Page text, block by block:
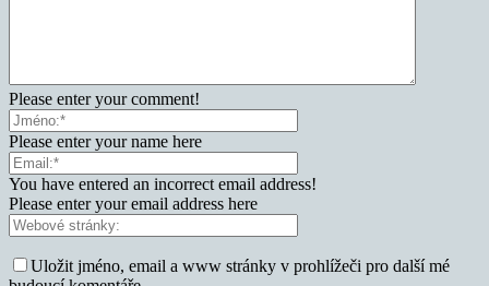
Please enter your comment!
Please enter your name here
You have entered an incorrect email address!
Please enter your email address here
Uložit jméno, email a www stránky v prohlížeči pro další mé